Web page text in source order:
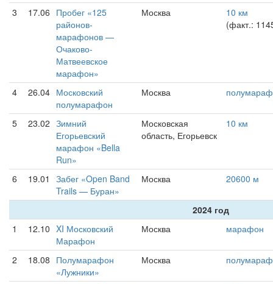
3 17.06 Пробег «125
районов-
марафонов —
Очаково-
Матвеевское
марафон»
Москва
10 км
(факт.:
4 26.04 Московский
полумарафон
Москва
5 23.02 Зимний
Егорьевский
марафон «Bella
Run»
Московская
область, Егорьевск
10 км
6 19.01
Забег «Open Band
Trails — Буран»
Москва 20600 м
2024 год
1
12.10 XI Московский
Марафон
Москва марафон
2 18.08 Полумарафон
«Лужники»
Москва